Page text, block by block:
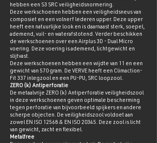
hebben een S3 SRC veiligheidsnormering.
Deze werkschoenen hebben een veiligheidsneus van
composiet en een volnerf lederen upper. Deze upper
heeft een natuurlijke look en is daarnaast sterk, soepel,
ademend, vuil- en waterafstotend. Verder beschikken
de werkschoenen over een Airplus 3D - Dual Micro
voering. Deze voering is ademend, lichtgewicht en
slijtvast.
Deze werkschoenen hebben een wijdte van 11 en een
gewicht van 570 gram. De VERVE heeft een Climaction-
Fit 337 inlegzool en een PU-PU, SRC loopzool.
ZERO (k) Antiperforatie
De metaalvrije ZERO (k) Antiperforatie veiligheidszool
in deze werkschoenen geven optimale bescherming
tegen perforatie van bijvoorbeeld spijkers en andere
scherpe objecten. De veiligheidszool voldoet aan
zowel EN ISO 12568 & EN ISO 20345. Deze zool is licht
van gewicht, zacht en flexibel.
Metalfree